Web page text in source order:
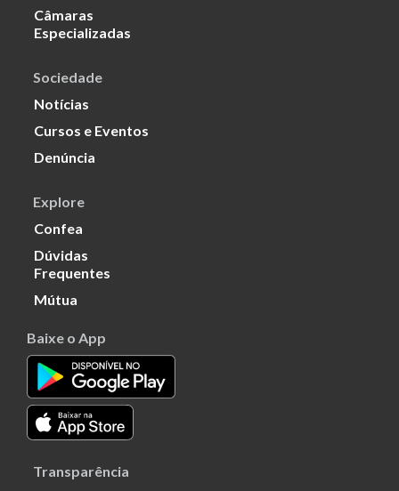
Câmaras
Especializadas
Sociedade
Notícias
Cursos e Eventos
Denúncia
Explore
Confea
Dúvidas
Frequentes
Mútua
Baixe o App
Transparência